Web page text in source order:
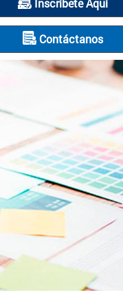
Contáctanos